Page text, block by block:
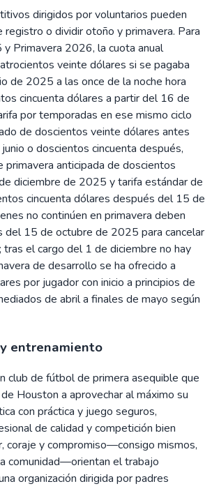
dirigidos por voluntarios pueden
registro o dividir otoño y primavera. Para
Primavera 2026, la cuota anual
veinte dólares si se pagaba
de 2025 a las once de la noche hora
cincuenta dólares a partir del 16 de
por temporadas en ese mismo ciclo
de doscientos veinte dólares antes
o doscientos cincuenta después,
primavera anticipada de doscientos
diciembre de 2025 y tarifa estándar de
cincuenta dólares después del 15 de
no continúen en primavera deben
del 15 de octubre de 2025 para cancelar
tras el cargo del 1 de diciembre no hay
de desarrollo se ha ofrecido a
por jugador con inicio a principios de
de abril a finales de mayo según
entrenamiento
club de fútbol de primera asequible que
Houston a aprovechar al máximo su
con práctica y juego seguros,
de calidad y competición bien
coraje y compromiso—consigo mismos,
comunidad—orientan el trabajo
organización dirigida por padres